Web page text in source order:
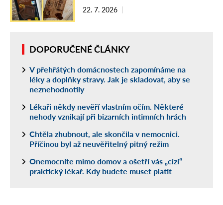
22. 7. 2026
DOPORUČENÉ ČLÁNKY
V přehřátých domácnostech zapomínáme na
léky a doplňky stravy. Jak je skladovat, aby se
neznehodnotily
Lékaři někdy nevěří vlastním očím. Některé
nehody vznikají při bizarních intimních hrách
Chtěla zhubnout, ale skončila v nemocnici.
Příčinou byl až neuvěřitelný pitný režim
Onemocníte mimo domov a ošetří vás „cizí“
praktický lékař. Kdy budete muset platit